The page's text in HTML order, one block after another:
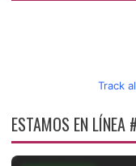
Track
ESTAMOS EN LÍNEA